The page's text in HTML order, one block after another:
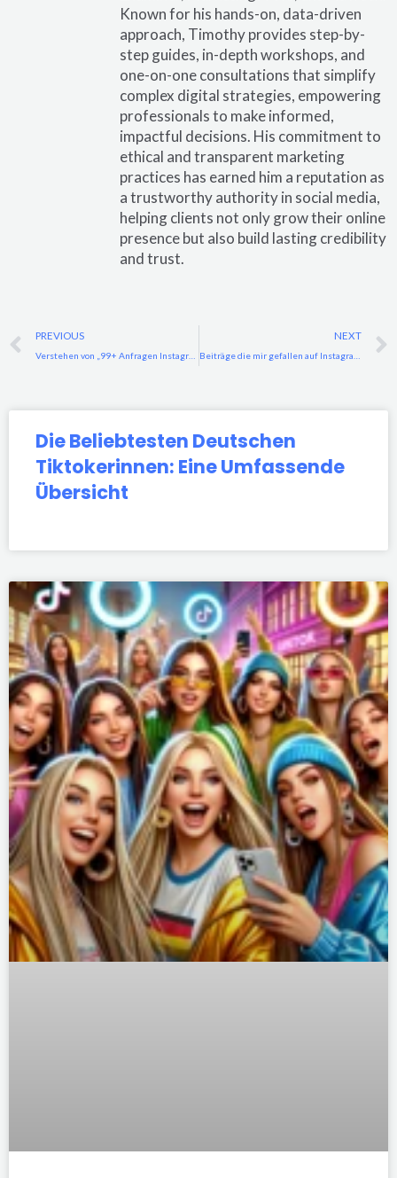
Known for his hands-on, data-driven
approach, Timothy provides step-by-
step guides, in-depth workshops, and
one-on-one consultations that simplify
complex digital strategies, empowering
professionals to make informed,
impactful decisions. His commitment to
ethical and transparent marketing
practices has earned him a reputation as
a trustworthy authority in social media,
helping clients not only grow their online
presence but also build lasting credibility
and trust.
Prev
PREVIOUS NEXT
Die Beliebtesten Deutschen
Tiktokerinnen: Eine Umfassende
Übersicht